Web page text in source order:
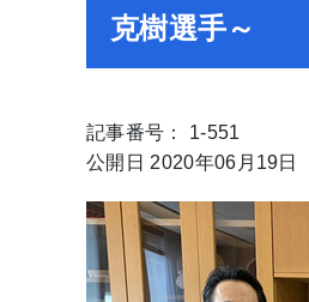
克樹選手～
記事番号： 1-551
公開日 2020年06月19日